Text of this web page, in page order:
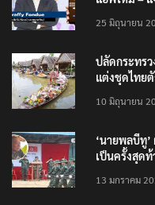
รู้จัก Traffy
แอพใหม่ –
25 มิถุนายน
ปลัดกระทร
แต่งชุดไทย
10 มิถุนายน